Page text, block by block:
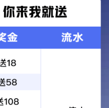
查看详细原因。